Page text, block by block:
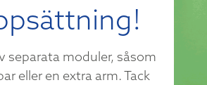
separata moduler, såsom
eller en extra arm. Tack